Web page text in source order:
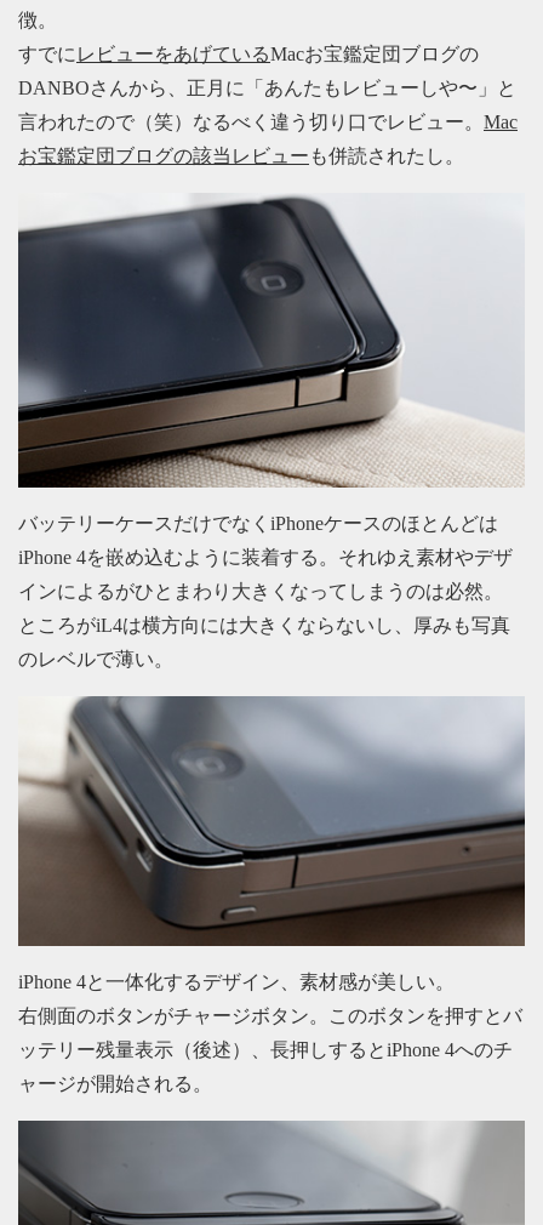
徴。
すでに レビューをあげているMacお宝鑑定団ブログの
DANBOさんから、正月に「あんたもレビューしや〜」と
言われたので（笑）なるべく違う切り口でレビュー。 Mac
お宝鑑定団ブログの該当レビュー も併読されたし。
バッテリーケースだけでなくiPhoneケースのほとんどは
iPhone 4を嵌め込むように装着する。それゆえ素材やデザ
インによるがひとまわり大きくなってしまうのは必然。
ところがiL4は横方向には大きくならないし、厚みも写真
のレベルで薄い。
iPhone 4と一体化するデザイン、素材感が美しい。
右側面のボタンがチャージボタン。このボタンを押すとバ
ッテリー残量表示（後述）、長押しするとiPhone 4へのチ
ャージが開始される。